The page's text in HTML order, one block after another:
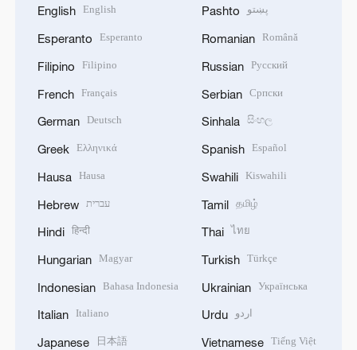
English English
Esperanto Esperanto
Filipino Filipino
French Français
German Deutsch
Greek Ελληνικά
Hausa Hausa
Hebrew עברית
Hindi हिन्दी
Hungarian Magyar
Indonesian Bahasa Indonesia
Italian Italiano
Japanese 日本語
Pashto پښتو
Romanian Română
Russian Русский
Serbian Српски
Sinhala සිංහල
Spanish Español
Swahili Kiswahili
Tamil தமிழ்
Thai ไทย
Turkish Türkçe
Ukrainian Українська
Urdu اردو
Vietnamese Tiếng Việt